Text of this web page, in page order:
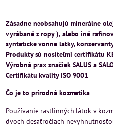
Zásadne neobsahujú minerálne
vyrábané z ropy ), alebo iné
syntetické vonné látky,
Produkty sú nositeľmi certifikátu
Výrobná prax značiek SALUS a
Certifikátu kvality ISO 9001
Čo je to prírodná kozmetika
Používanie rastlinných látok v
dvoch desaťročiach